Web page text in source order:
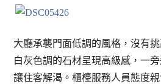
大廳承襲門面低調的風格，沒有
白灰色調的石材呈現高級感，一
讓住客解渴。櫃檯服務人員態度